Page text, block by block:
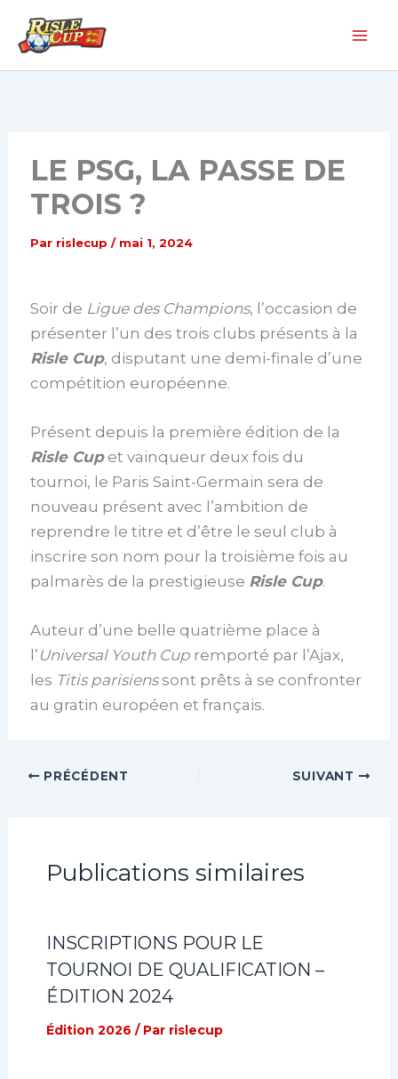
LE PSG, LA PASSE DE
TROIS ?
Par rislecup/ mai 1, 2024
Soir de Ligue des Champions, l’occasion de
présenter l’un des trois clubs présents à la
Risle Cup, disputant une demi-finale d’une
compétition européenne.
Présent depuis la première édition de la
Risle Cupet vainqueur deux fois du
tournoi, le Paris Saint-Germain sera de
nouveau présent avec l’ambition de
reprendre le titre et d’être le seul club à
inscrire son nom pour la troisième fois au
palmarès de la prestigieuse Risle Cup.
Auteur d’une belle quatrième place à
l’ Universal Youth Cup remporté par l’Ajax,
les Titis parisienssont prêts à se confronter
au gratin européen et français.
PRÉCÉDENT SUIVANT
Publications similaires
INSCRIPTIONS POUR LE
TOURNOI DE QUALIFICATION –
ÉDITION 2024
Édition 2026 / Par rislecup